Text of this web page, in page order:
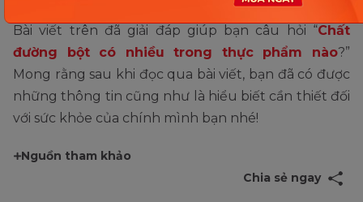
Bài viết trên đã giải đáp giúp bạn câu hỏi “Chất
đường bột có nhiều trong thực phẩm nào?”
Mong rằng sau khi đọc qua bài viết, bạn đã có được
những thông tin cũng như là hiểu biết cần thiết đối
với sức khỏe của chính mình bạn nhé!
Nguồn tham khảo
Chia sẻ ngay